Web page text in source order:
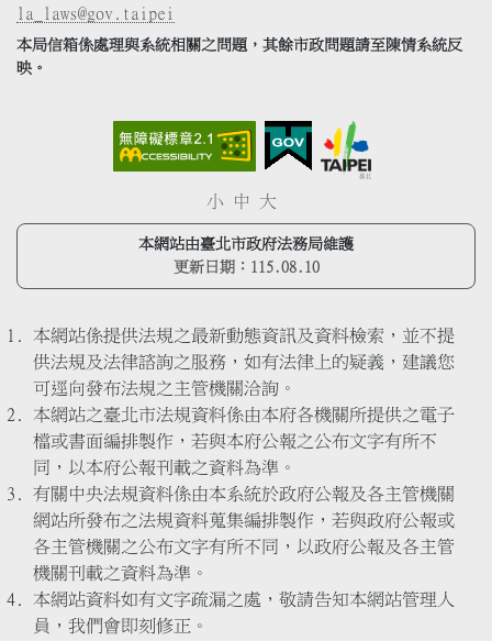
la_laws@gov.taipei
本局信箱係處理與系統相關之問題，其餘市政問題請至陳情系統反
映。
小 中 大
本網站由臺北市政府法務局維護
更新日期： 115.08.10
本網站係提供法規之最新動態資訊及資料檢索，並不提
供法規及法律諮詢之服務，如有法律上的疑義，建議您
可逕向發布法規之主管機關洽詢。
本網站之臺北市法規資料係由本府各機關所提供之電子
檔或書面編排製作，若與本府公報之公布文字有所不
同，以本府公報刊載之資料為準。
有關中央法規資料係由本系統於政府公報及各主管機關
網站所發布之法規資料蒐集編排製作，若與政府公報或
各主管機關之公布文字有所不同，以政府公報及各主管
機關刊載之資料為準。
本網站資料如有文字疏漏之處，敬請告知本網站管理人
員，我們會即刻修正。